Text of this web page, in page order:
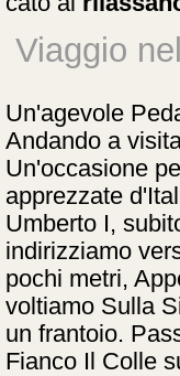
Viaggio
Un'agevole
Andando a
Un'occasione
apprezzate
Umberto I,
indirizziamo
pochi metri,
voltiamo Sulla
un frantoio.
Fianco Il Colle